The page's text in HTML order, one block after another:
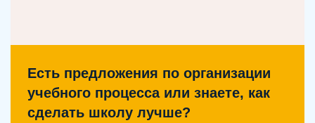
Есть предложения по организации
учебного процесса или знаете, как
сделать школу лучше?